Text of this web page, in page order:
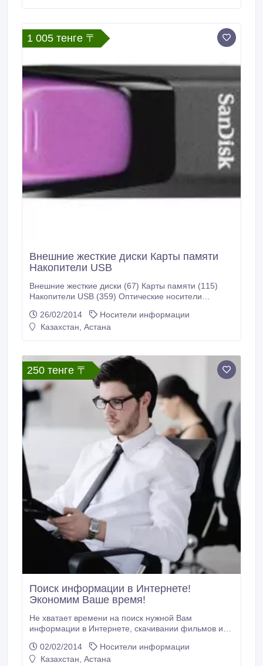
1 005 тенге 〒
Внешние жесткие диски Карты памяти
Накопители USB
Внешние жесткие диски (67) Карты памяти (115)
Накопители USB (359) Оптические носители
26/02/2014
Носители информации
Казахстан, Астана
250 тенге 〒
Поиск информации в Интернете!
Экономим Ваше время!
Не хватает времени на поиск нужной Вам
информации в Интернете, скачивании фильмов и
найти интересующий материал за минимальное
количество времени!!! P/S Стоимость напрямую
02/02/2014
Носители информации
Казахстан, Астана